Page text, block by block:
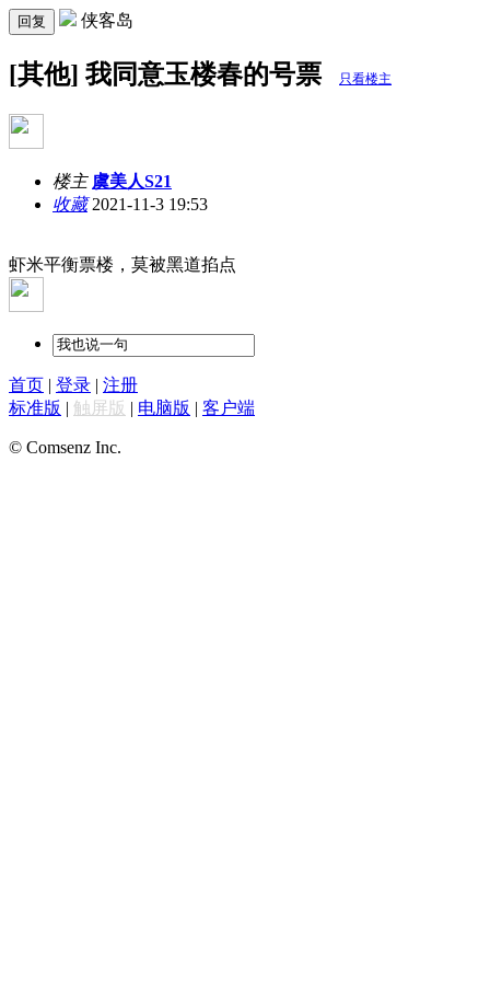
回复 侠客岛
[其他] 我同意玉楼春的号票 只看楼主
楼主 虞美人S21
收藏2021-11-3 19:53
虾米平衡票楼，莫被黑道掐点
首页 | 登录 | 注册
标准版 | 触屏版 | 电脑版 | 客户端
© Comsenz Inc.